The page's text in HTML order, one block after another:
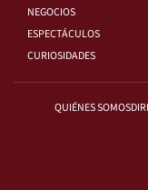
NEGOCIOS
ESPECTÁCULOS
CURIOSIDADES
QUIÉNES SOMOS